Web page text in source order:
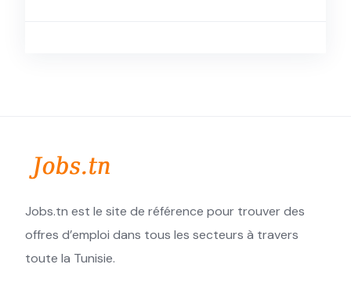
Jobs.tn est le site de référence pour trouver des
offres d’emploi dans tous les secteurs à travers
toute la Tunisie.